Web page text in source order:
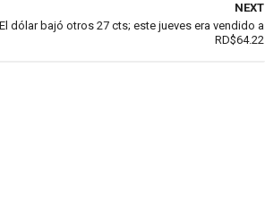
NEXT
El dólar bajó otros 27 cts; este jueves era vendido a
RD$64.22